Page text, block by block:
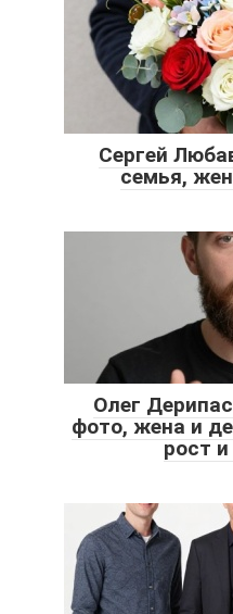
Сергей
семья,
Олег
фото, жена и
рост